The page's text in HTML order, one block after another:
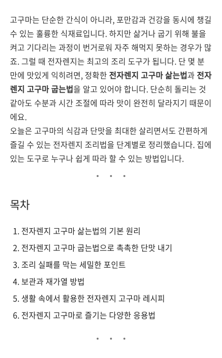
고구마는 단순한 간식이 아니라, 포만감과 건강을 동시에 챙길
수 있는 훌륭한 식재료입니다. 하지만 삶거나 굽기 위해 불을
켜고 기다리는 과정이 번거로워 자주 해먹지 못하는 경우가 많
죠. 그럴 때 전자렌지는 최고의 조리 도구가 됩니다. 단 몇 분
만에 맛있게 익히려면, 정확한 전자렌지 고구마 삶는법과 전자
렌지 고구마 굽는법을 알고 있어야 합니다. 단순히 돌리는 것
같아도 수분과 시간 조절에 따라 맛이 완전히 달라지기 때문이
에요.
오늘은 고구마의 식감과 단맛을 최대한 살리면서도 간편하게
즐길 수 있는 전자렌지 조리법을 단계별로 정리했습니다. 집에
있는 도구로 누구나 쉽게 따라 할 수 있는 방법입니다.
목차
전자렌지 고구마 삶는법의 기본 원리
전자렌지 고구마 굽는법으로 촉촉한 단맛 내기
조리 실패를 막는 세밀한 포인트
보관과 재가열 방법
생활 속에서 활용한 전자렌지 고구마 레시피
전자렌지 고구마로 즐기는 다양한 응용법